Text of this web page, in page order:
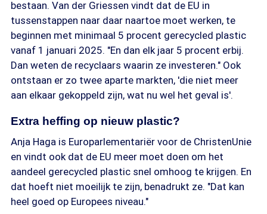
bestaan. Van der Griessen vindt dat de EU in
tussenstappen naar daar naartoe moet werken, te
beginnen met minimaal 5 procent gerecycled plastic
vanaf 1 januari 2025. "En dan elk jaar 5 procent erbij.
Dan weten de recyclaars waarin ze investeren." Ook
ontstaan er zo twee aparte markten, 'die niet meer
aan elkaar gekoppeld zijn, wat nu wel het geval is'.
Extra heffing op nieuw plastic?
Anja Haga is Europarlementariër voor de ChristenUnie
en vindt ook dat de EU meer moet doen om het
aandeel gerecycled plastic snel omhoog te krijgen. En
dat hoeft niet moeilijk te zijn, benadrukt ze. "Dat kan
heel goed op Europees niveau."